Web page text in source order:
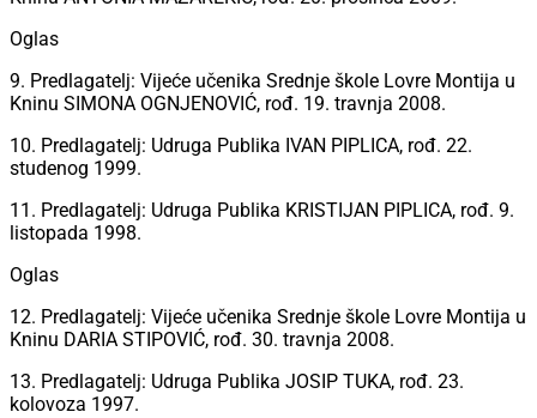
Oglas
9. Predlagatelj: Vijeće učenika Srednje škole Lovre Montija u
Kninu SIMONA OGNJENOVIĆ, rođ. 19. travnja 2008.
10. Predlagatelj: Udruga Publika IVAN PIPLICA, rođ. 22.
studenog 1999.
11. Predlagatelj: Udruga Publika KRISTIJAN PIPLICA, rođ. 9.
listopada 1998.
Oglas
12. Predlagatelj: Vijeće učenika Srednje škole Lovre Montija u
Kninu DARIA STIPOVIĆ, rođ. 30. travnja 2008.
13. Predlagatelj: Udruga Publika JOSIP TUKA, rođ. 23.
kolovoza 1997.